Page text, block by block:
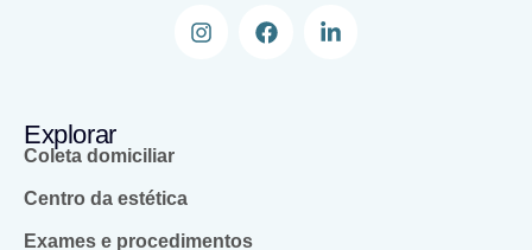
Explorar
Coleta domiciliar
Centro da estética
Exames e procedimentos